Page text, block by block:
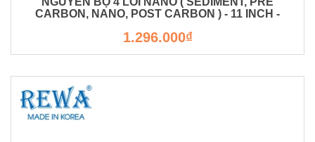
CARBON, NANO, POST CARBON ) - 11 INCH -
1.296.000₫